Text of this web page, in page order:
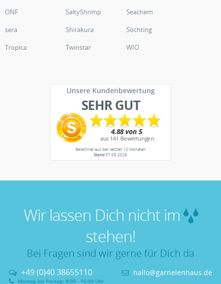
ONF
SaltyShrimp
Seachem
sera
Shirakura
Söchting
Tropica
Twinstar WIO
Unsere Kundenbewertung
SEHR GUT
Berechnet aus den letzten 12 Monaten
Stand07.08.2026
Wir lassen Dich nicht im
stehen!
Bei Fragen sind wir gerne für Dich da
+49 (0)40 38655110
Montag bis Freitag: 8:00 - 16:00 Uhr
hallo@garnelenhaus.de